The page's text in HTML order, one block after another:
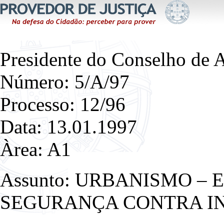
Presidente do Conselho de
Número: 5/A/97
Processo: 12/96
Data: 13.01.1997
Àrea: A1
Assunto: URBANISMO –
SEGURANÇA CONTRA